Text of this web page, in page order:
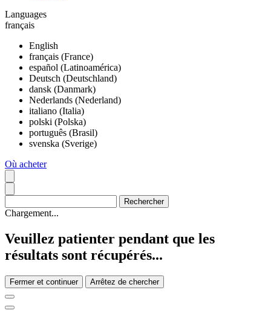
Languages
français
English
français (France)
español (Latinoamérica)
Deutsch (Deutschland)
dansk (Danmark)
Nederlands (Nederland)
italiano (Italia)
polski (Polska)
português (Brasil)
svenska (Sverige)
Où acheter
Chargement...
Veuillez patienter pendant que les
résultats sont récupérés...
Fermer et continuer Arrêtez de chercher